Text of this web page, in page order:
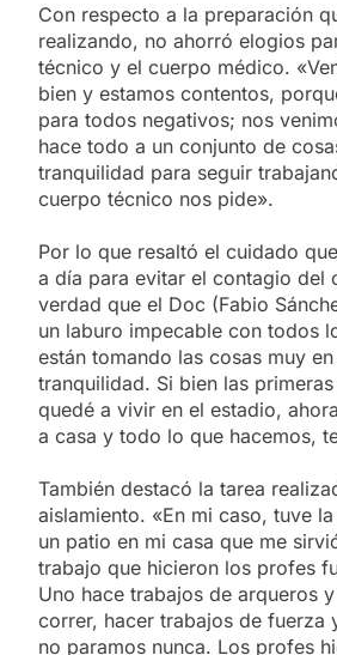
Con respecto a la preparación
realizando, no ahorró elogios
técnico y el cuerpo médico.
bien y estamos contentos,
para todos negativos; nos
hace todo a un conjunto de
tranquilidad para seguir
cuerpo técnico nos pide».
Por lo que resaltó el cuidado
a día para evitar el contagio del
verdad que el Doc (Fabio
un laburo impecable con todos
están tomando las cosas muy
tranquilidad. Si bien las
quedé a vivir en el estadio,
a casa y todo lo que hacemos,
También destacó la tarea
aislamiento. «En mi caso, tuve
un patio en mi casa que me
trabajo que hicieron los profes
Uno hace trabajos de arqueros
correr, hacer trabajos de fuerza
no paramos nunca. Los profes